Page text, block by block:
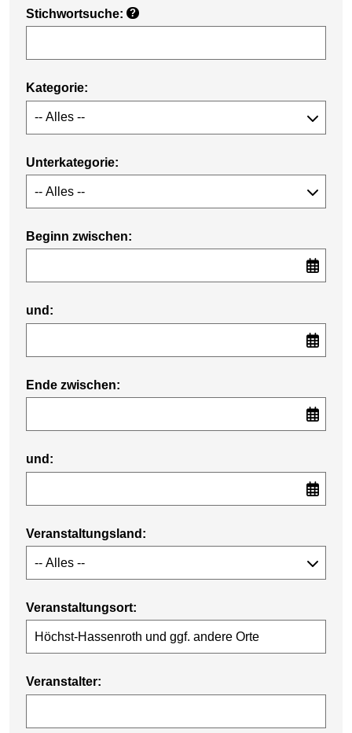
Stichwortsuche: ?
Kategorie:
Unterkategorie:
Beginn zwischen:
und:
Ende zwischen:
und:
Veranstaltungsland:
Veranstaltungsort:
Veranstalter: